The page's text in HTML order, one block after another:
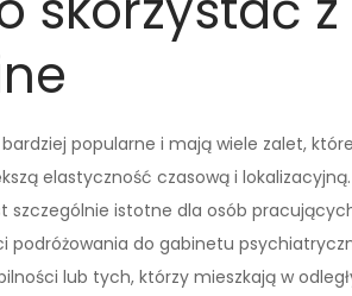
popularne i mają wiele zalet,
elastyczność czasową i
szczególnie istotne dla osób
podróżowania do gabinetu
lub tych, którzy mieszkają w